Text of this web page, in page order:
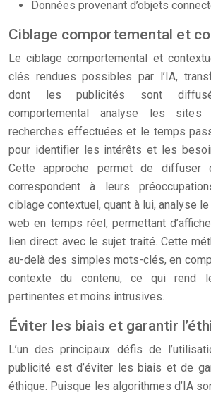
Données provenant d’objets
Ciblage comportemental et
Le ciblage comportemental et
clés rendues possibles par l’IA,
dont les publicités sont
comportemental analyse les
recherches effectuées et le temps
pour identifier les intérêts et les
Cette approche permet de diffuser
correspondent à leurs
ciblage contextuel, quant à lui, analyse le
web en temps réel, permettant
lien direct avec le sujet traité. Cette
au-delà des simples mots-clés, en
contexte du contenu, ce qui rend
pertinentes et moins intrusives.
Éviter les biais et garantir
L’un des principaux défis de
publicité est d’éviter les biais et de
éthique. Puisque les algorithmes d’IA